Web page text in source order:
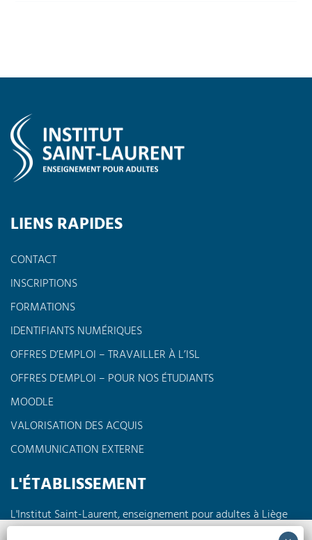
LIENS RAPIDES
CONTACT
INSCRIPTIONS
FORMATIONS
IDENTIFIANTS NUMÉRIQUES
OFFRES D’EMPLOI – TRAVAILLER À L’ISL
OFFRES D’EMPLOI – POUR NOS ÉTUDIANTS
MOODLE
VALORISATION DES ACQUIS
COMMUNICATION EXTERNE
L'ÉTABLISSEMENT
L'Institut Saint-Laurent, enseignement pour adultes à Liège
propose des formations à horaires réduits en journée, en